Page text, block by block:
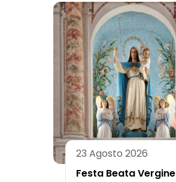
23 Agosto 2026
Festa Beata Vergine